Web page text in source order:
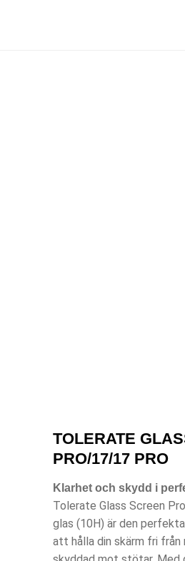
TOLERATE
PRO/17/17 PRO
Klarhet och skydd i
Tolerate Glass Screen
glas (10H) är den
att hålla din skärm fri från